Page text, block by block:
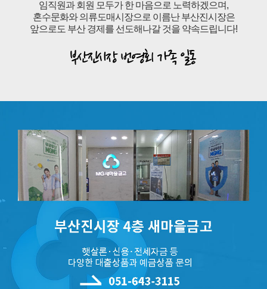
임직원과 회원 모두가 한 마음으로 노력하겠으며,
혼수문화와 의류도매시장으로 이름난 부산진시장은
앞으로도 부산 경제를 선도해나갈 것을 약속드립니다!